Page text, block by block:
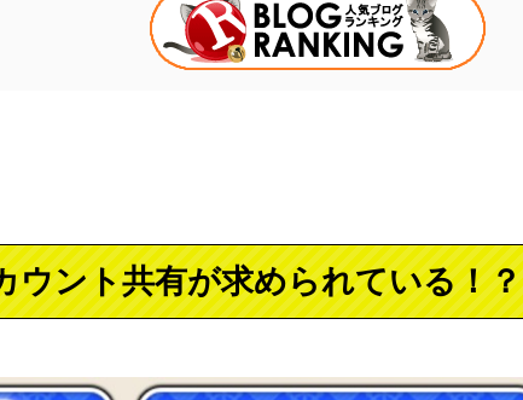
ウント共有が求められている！？